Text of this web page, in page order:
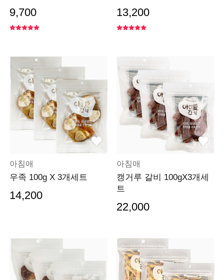
9,700 13,200
아침애
우족 100g X 3개세트
14,200
아침애
캥거루 갈비 100gX3개세
트
22,000